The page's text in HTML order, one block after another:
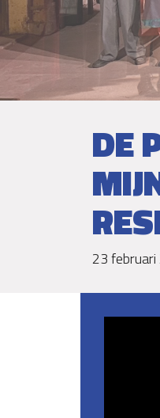
DE
23